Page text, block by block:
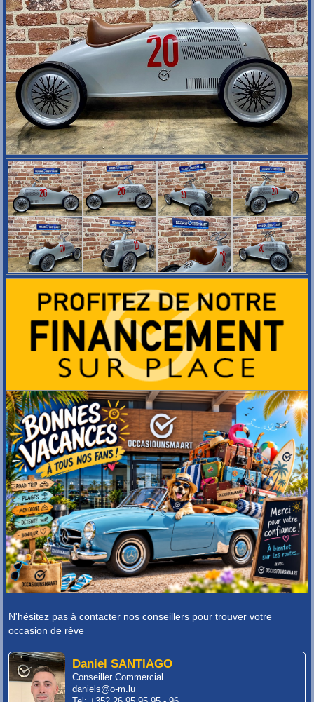
N'hésitez pas à contacter nos conseillers pour trouver votre
occasion de rêve
Daniel SANTIAGO
Conseiller Commercial
daniels@o-m.lu